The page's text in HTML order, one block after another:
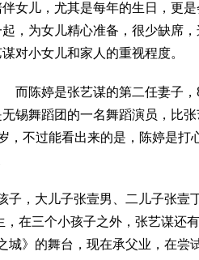
伴女儿，尤其是每年的生日，更
起，为女儿精心准备，很少缺席
对小女儿和家人的重视程度。
陈婷是张艺谋的第二任妻子，
无锡舞蹈团的一名舞蹈演员，比
，不过能看出来的是，陈婷是打
，大儿子张壹男、二儿子张壹
在三个小孩子之外，张艺谋还
》的舞台，现在承父业，在尝